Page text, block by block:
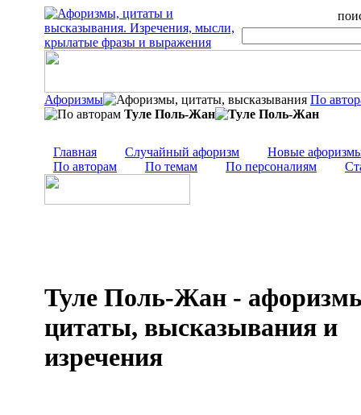
Афоризмы
По
Туле Поль-Жан
Главная Случайный афоризм
Новые
По авторам
По темам По персоналиям
Туле Поль-Жан -
цитаты, высказывания и
изречения